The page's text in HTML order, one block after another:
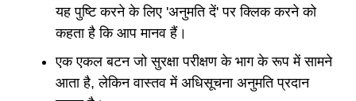
यह पुष्टि करने के लिए 'अनुमति दें' पर क्लिक करने को
कहता है कि आप मानव हैं।
एक एकल बटन जो सुरक्षा परीक्षण के भाग के रूप में सामने
आता है, लेकिन वास्तव में अधिसूचना अनुमति प्रदान